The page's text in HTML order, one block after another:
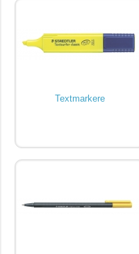
Textmarkere